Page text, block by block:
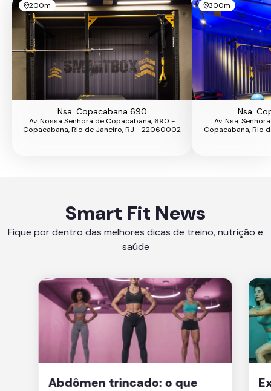
200m
Nsa. Copacabana 690
Av. Nossa Senhora de Copacabana, 690 -
Copacabana, Rio de Janeiro, RJ - 22060002
300m
Nsa.
Av. Nsa.
Copacabana, Rio
Smart Fit News
Fique por dentro das melhores dicas de treino, nutrição e
saúde
Abdômen trincado: o que